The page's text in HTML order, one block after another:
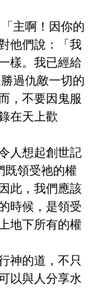
主啊！因你的
他們說：「我
樣。我已經給
過仇敵一切的
，不要因鬼服
在天上歡
人想起創世記
既領受祂的權
此，我們應該
時候，是領受
地下所有的權
神的道，不只
以與人分享水